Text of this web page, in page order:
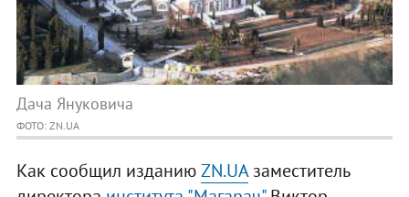
Дача Януковича
ФОТО: ZN.UA
Как сообщил изданиюZN.UAзаместитель